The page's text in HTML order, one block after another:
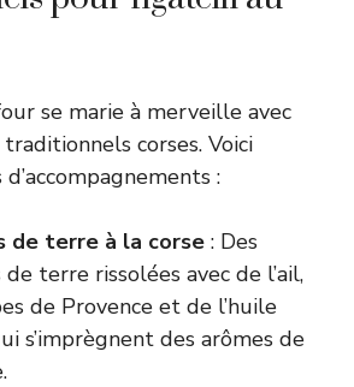
se marie à merveille avec
corses. Voici
:
de terre à la corse : Des
terre rissolées avec de l’ail,
de Provence et de l’huile
s’imprègnent des arômes de